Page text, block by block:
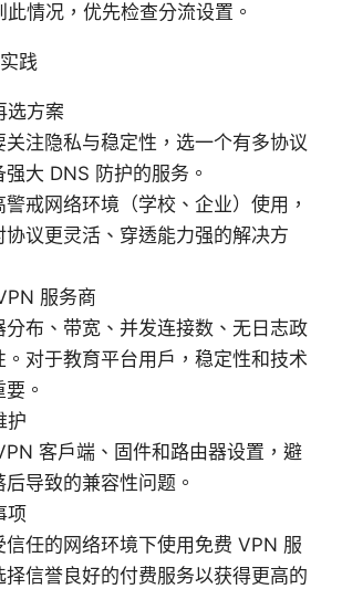
情况，优先检查分流设置。
践
选方案
关注隐私与稳定性，选一个有多协议
大 DNS 防护的服务。
戒网络环境（学校、企业）使用，
协议更灵活、穿透能力强的解决方
服务商
分布、带宽、并发连接数、无日志政
。对于教育平台用户，稳定性和技术
。
护
客户端、固件和路由器设置，避
导致的兼容性问题。
项
信任的网络环境下使用免费 VPN 服
择信誉良好的付费服务以获得更高的